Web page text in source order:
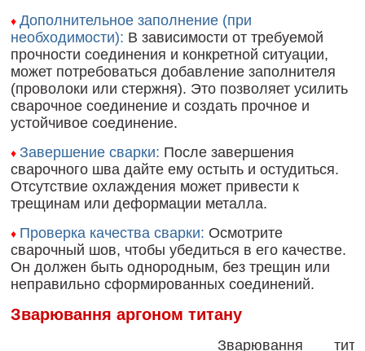
♦ Дополнительное заполнение (при
необходимости): В зависимости от требуемой
прочности соединения и конкретной ситуации,
может потребоваться добавление заполнителя
(проволоки или стержня). Это позволяет усилить
сварочное соединение и создать прочное и
устойчивое соединение.
♦ Завершение сварки: После завершения
сварочного шва дайте ему остыть и остудиться.
Отсутствие охлаждения может привести к
трещинам или деформации металла.
♦ Проверка качества сварки: Осмотрите
сварочный шов, чтобы убедиться в его качестве.
Он должен быть однородным, без трещин или
неправильно сформированных соединений.
Зварювання аргоном титану
Зварювання